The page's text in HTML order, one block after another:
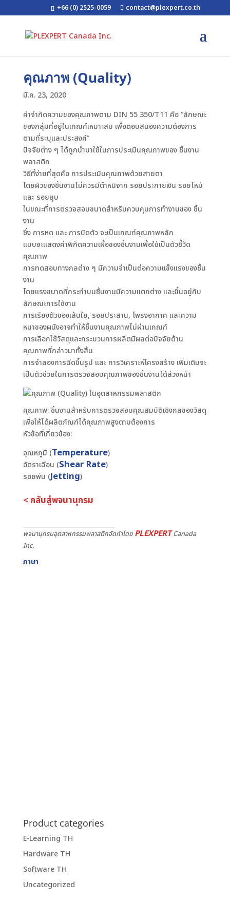
+66 (0) 2525-0059 contact@plexpert.co.th
คุณภาพ (Quality)
มี.ค. 23, 2020
คำจำกัดความของคุณภาพตาม DIN 55 350/T11 คือ “ลักษณะ
ของกลุ่มที่อยู่ในเกณฑ์เหมาะสม เพื่อตอบสนองความต้องการ
ตามที่ระบุและประสงค์”
ปัจจัยต่าง ๆ ได้ถูกนำมาใช้ในการประเมินคุณภาพของ ชิ้นงาน
พลาสติก
วิธีที่ง่ายที่สุดคือ การประเมินคุณภาพด้วยสายตา
โดยผิวของชิ้นงานไม่ควรมีตำหนิจาก รอยประกายเงิน รอยไหม้
และ รอยยุบ
ในขณะที่การตรวจสอบขนาดสำหรับควบคุมการทำงานของ ชิ้น
งาน
ซึ่ง การหด และ การบิดตัว จะเป็นเกณฑ์คุณภาพหลัก
แบบจะแสดงค่าพิกัดความเผื่อของชิ้นงานเพื่อใช้เป็นตัวชี้วัด
คุณภาพ
การทดสอบทางกลต่าง ๆ มีความจำเป็นต่อความแข็งแรงของชิ้น
งาน
โดยแรงขนาดที่กระทำบนชิ้นงานมีความแตกต่าง และขึ้นอยู่กับ
ลักษณะการใช้งาน
การเรียงตัวของเส้นใย, รอยประสาน, โพรงอากาศ และความ
หนาของผนังอาจทำให้ชิ้นงานคุณภาพไม่ผ่านเกณฑ์
การเลือกใช้วัสดุและกระบวนการผลิตมีผลต่อปัจจัยด้าน
คุณภาพที่กล่าวมาทั้งสิ้น
การจำลองการฉีดขึ้นรูป และ การวิเคราะห์โครงสร้าง เพิ่มเติมจะ
เป็นตัวช่วยในการตรวจสอบคุณภาพของชิ้นงานได้ล่วงหน้า
คุณภาพ: ชิ้นงานสำหรับการตรวจสอบคุณสมบัติเชิงกลของวัสดุ
เพื่อให้ได้ผลิตภัณฑ์ได้คุณภาพสูงตามต้องการ
หัวข้อที่เกี่ยวข้อง:
อุณหภูมิ (Temperature)
อัตราเฉือน (Shear Rate)
รอยพ่น (Jetting)
< กลับสู่พจนานุกรม
พจนานุกรมอุตสาหกรรมพลาสติกจัดทำโดยPLEXPERTCanada
Inc.
ภาษา
Product categories
E-Learning TH
Hardware TH
Software TH
Uncategorized